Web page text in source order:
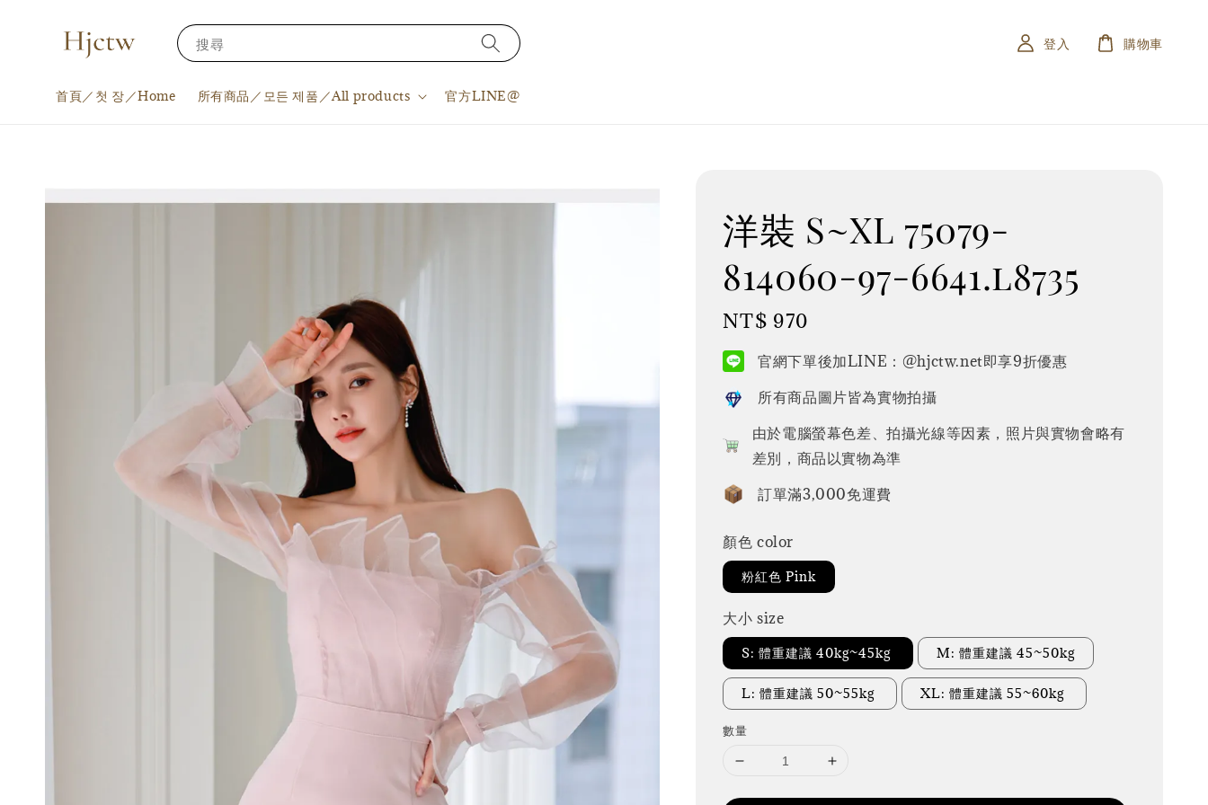
搜尋
首頁／첫 장／Home 所有商品／모든 제품／All products 官方LINE@
登入 購物車
洋裝 S~XL 75079-
814060-97-6641.l8735
Regular
price
NT$ 970
官網下單後加LINE：@hjctw.net即享9折優惠
所有商品圖片皆為實物拍攝
由於電腦螢幕色差、拍攝光線等因素，照片與實物會略有
差別，商品以實物為準
訂單滿3,000免運費
顏色 color
粉紅色 Pink
大小 size
S: 體重建議 40kg~45kg M: 體重建議 45~50kg
L: 體重建議 50~55kg XL: 體重建議 55~60kg
數量